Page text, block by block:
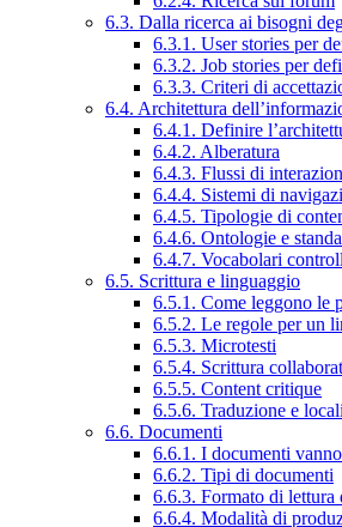
6.3. Dalla ricerca ai bisogni
6.3.1. User stories per
6.3.2. Job stories per
6.3.3. Criteri di
6.4. Architettura
6.4.1. Definire
6.4.2. Alberatura
6.4.3. Flussi di
6.4.4. Sistemi di
6.4.5. Tipologie di
6.4.6. Ontologie e
6.4.7. Vocabolari
6.5. Scrittura e linguaggio
6.5.1. Come leggono le
6.5.2. Le regole per un
6.5.3. Microtesti
6.5.4. Scrittura
6.5.5. Content critique
6.5.6. Traduzione e
6.6. Documenti
6.6.1. I documenti
6.6.2. Tipi di documenti
6.6.3. Formato di
6.6.4. Modalità di